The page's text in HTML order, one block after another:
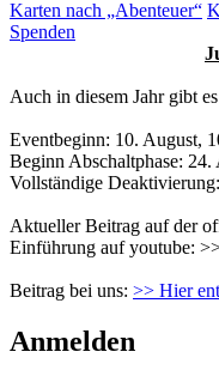
Karten nach „Abenteuer“
Spenden
Auch in diesem Jahr gibt
Eventbeginn: 10. August,
Beginn Abschaltphase:
Vollständige
Aktueller Beitrag auf der
Einführung auf youtube:
Beitrag bei uns: >> Hier
Anmelden